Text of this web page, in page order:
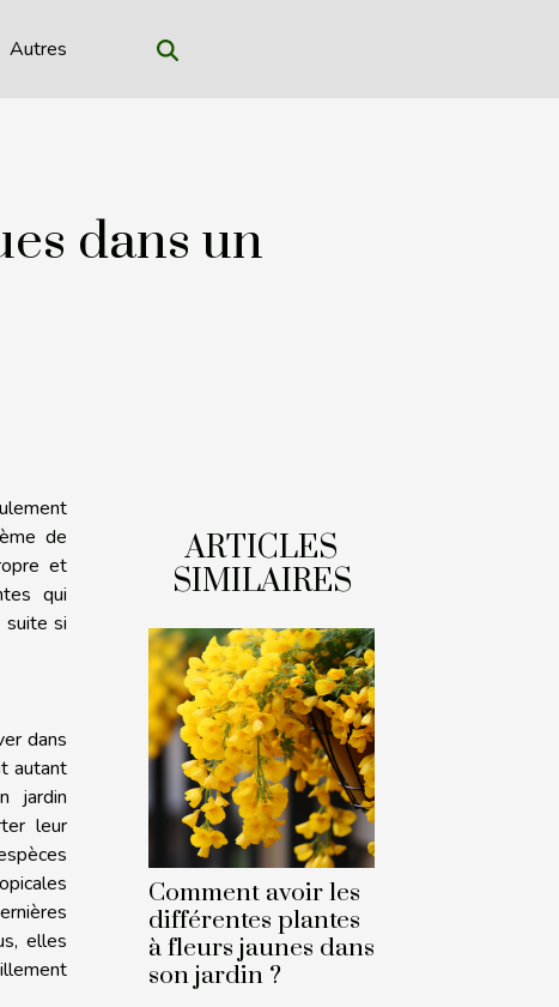
Autres
dans un
de
et
qui
suite si
dans
autant
jardin
leur
elles
ARTICLES
SIMILAIRES
Comment avoir les
différentes plantes
à fleurs jaunes dans
son jardin ?